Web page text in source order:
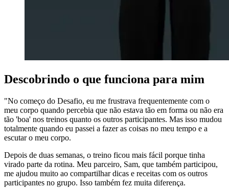
Descobrindo o que funciona para mim
"No começo do Desafio, eu me frustrava frequentemente com o
meu corpo quando percebia que não estava tão em forma ou não era
tão 'boa' nos treinos quanto os outros participantes. Mas isso mudou
totalmente quando eu passei a fazer as coisas no meu tempo e a
escutar o meu corpo.
Depois de duas semanas, o treino ficou mais fácil porque tinha
virado parte da rotina. Meu parceiro, Sam, que também participou,
me ajudou muito ao compartilhar dicas e receitas com os outros
participantes no grupo. Isso também fez muita diferença.